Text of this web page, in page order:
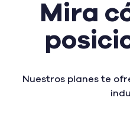
Mira
Nuestros planes te